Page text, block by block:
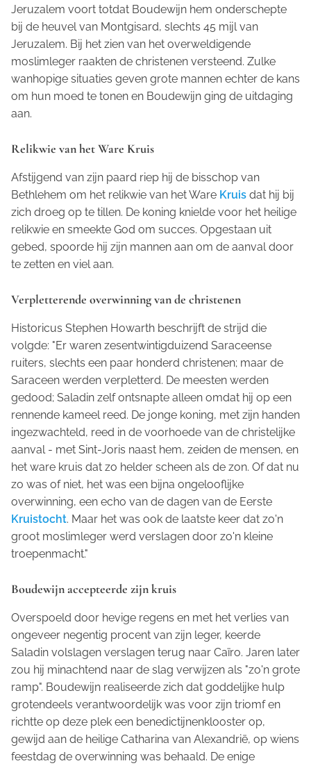
Jeruzalem voort totdat Boudewijn hem onderschepte
bij de heuvel van Montgisard, slechts 45 mijl van
Jeruzalem. Bij het zien van het overweldigende
moslimleger raakten de christenen versteend. Zulke
wanhopige situaties geven grote mannen echter de kans
om hun moed te tonen en Boudewijn ging de uitdaging
aan.
Relikwie van het Ware Kruis
Afstijgend van zijn paard riep hij de bisschop van
Bethlehem om het relikwie van het Ware Kruis dat hij bij
zich droeg op te tillen. De koning knielde voor het heilige
relikwie en smeekte God om succes. Opgestaan uit
gebed, spoorde hij zijn mannen aan om de aanval door
te zetten en viel aan.
Verpletterende overwinning van de christenen
Historicus Stephen Howarth beschrijft de strijd die
volgde: "Er waren zesentwintigduizend Saraceense
ruiters, slechts een paar honderd christenen; maar de
Saraceen werden verpletterd. De meesten werden
gedood; Saladin zelf ontsnapte alleen omdat hij op een
rennende kameel reed. De jonge koning, met zijn handen
ingezwachteld, reed in de voorhoede van de christelijke
aanval - met Sint-Joris naast hem, zeiden de mensen, en
het ware kruis dat zo helder scheen als de zon. Of dat nu
zo was of niet, het was een bijna ongelooflijke
overwinning, een echo van de dagen van de Eerste
Kruistocht. Maar het was ook de laatste keer dat zo'n
groot moslimleger werd verslagen door zo'n kleine
troepenmacht."
Boudewijn accepteerde zijn kruis
Overspoeld door hevige regens en met het verlies van
ongeveer negentig procent van zijn leger, keerde
Saladin volslagen verslagen terug naar Caïro. Jaren later
zou hij minachtend naar de slag verwijzen als "zo'n grote
ramp". Boudewijn realiseerde zich dat goddelijke hulp
grotendeels verantwoordelijk was voor zijn triomf en
richtte op deze plek een benedictijnenklooster op,
gewijd aan de heilige Catharina van Alexandrië, op wiens
feestdag de overwinning was behaald. De enige